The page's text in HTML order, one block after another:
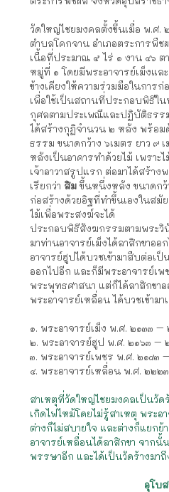
วัดใหญ่ไชยมงคลตั้งขึ้นเมื่อ พ.ศ.
ตำบลโคกจาน อำเภอตระการพื
เนื้อที่ประมาณ ๕ ไร่ ๑ งาน ๔๖ ต
หมู่ที่ ๑ โดยมีพระอาจารย์เม็งแล
ข้างเคียงให้ความร่วมมือในการ
เพื่อใช้เป็นสถานที่ประกอบพิธีใ
กุศลตามประเพณีและปฏิบัติธร
ได้สร้างกุฏิจำนวน ๒ หลัง พร้อม
ธรรม ขนาดกว้าง ๖เมตร ยาว ๙
หลังเป็นอาคารทำด้วยไม้ เพราะ
เจ้าอาวาสรูปแรก ต่อมาได้สร้า
เรียกว่า สิม ขึ้นหนึ่งหลัง ขนาดกว้
ก่อสร้างด้วยอิฐที่ทำขึ้นเองในสมั
ไม้เพื่อพระสงฆ์จะได้
ประกอบพิธีสังฆกรรมตามพระวิ
มาท่านอาจารย์เม็งได้ลาสิกขาอ
อาจารย์ฮูปได้บวชเข้ามาสืบต่อเป็
ออกไปอีก และก็มีพระอาจารย์เพ
พระพุทธศาสนา แต่ก็ได้ลาสิกขา
พระอาจารย์เหลื่อน ได้บวชเข้าม
๑. พระอาจารย์เม็ง พ.ศ. ๒๑๓๓ –
๒. พระอาจารย์ฮูป พ.ศ. ๒๑๖๓ –
๓. พระอาจารย์เพชร พ.ศ. ๒๑๘๓
๔. พระอาจารย์เหลื่อน พ.ศ. ๒๒๒
สาเหตุที่วัดใหญ่ไชยมงคลเป็นวัด
เกิดไฟไหม้โดยไม่รู้สาเหตุ พระอ
ต่างก็ไม่สบายใจ และต่างก็แยก
อาจารย์เหลื่อนได้ลาสิกขา จากนั้
พรรษาอีก และได้เป็นวัดร้างมา
อุโบ